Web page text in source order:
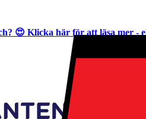
😍 Klicka här för att läsa mer -